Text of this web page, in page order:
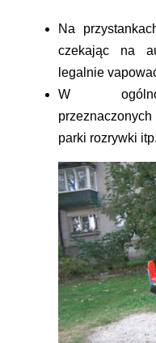
Na
czekając na
legalnie
W
parki rozrywki itp.